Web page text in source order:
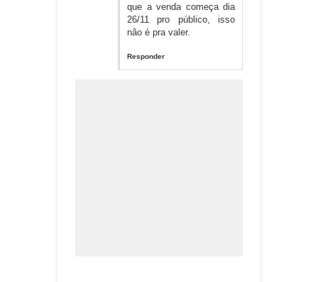
que a venda começa dia
26/11 pro público, isso
não é pra valer.
Responder